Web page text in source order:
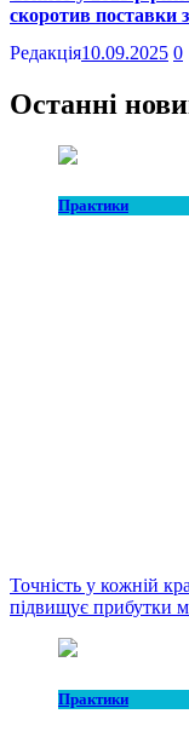
скоротив поставки
Редакція10.09.2025 0
Останні
Практики
Точність у кожній
підвищує прибутки
Практики